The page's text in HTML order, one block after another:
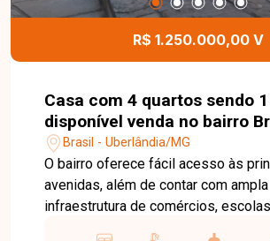
R$ 1.250.000,00 V
Casa com 4 quartos sendo
disponível venda no bairro Brasil em
Uberlândia-MG
Brasil - Uberlândia/MG
O bairro oferece fácil acesso às
avenidas, além de contar com ampla
infraestrutura de comércios,